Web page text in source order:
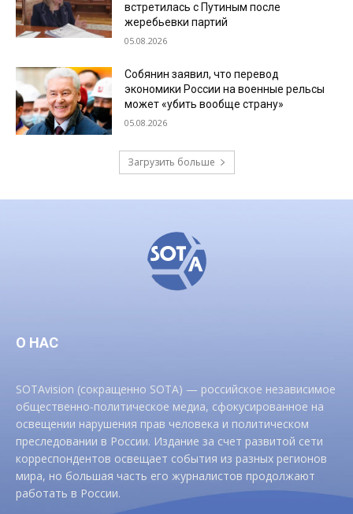
встретилась с Путиным после
жеребьевки партий
05.08.2026
Собянин заявил, что перевод
экономики России на военные рельсы
может «убить вообще страну»
05.08.2026
Загрузить больше
О НАС
SOTAvision (сокращенно SOTA) — российское независимое
общественно-политическое медиа, сфокусированное на
освещении нарушения прав человека и политическом
преследовании в России. Издание за счет развитой сети
корреспондентов освещает события из разных регионов
мира, но большая часть его журналистов продолжают
работать в России.